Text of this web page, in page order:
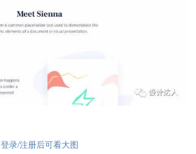
登录/注册后可看大图